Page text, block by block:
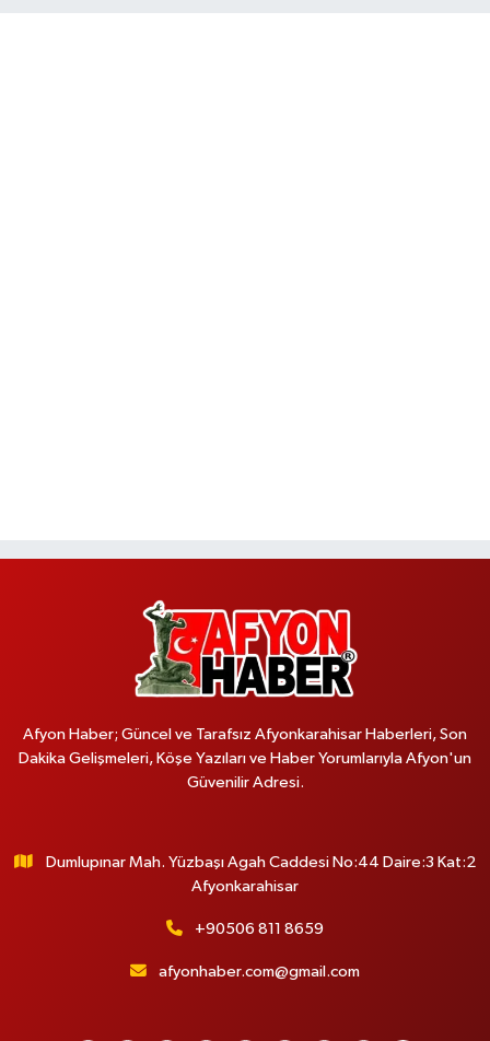
Afyon Haber; Güncel ve Tarafsız Afyonkarahisar Haberleri, Son
Dakika Gelişmeleri, Köşe Yazıları ve Haber Yorumlarıyla Afyon'un
Güvenilir Adresi.
Dumlupınar Mah. Yüzbaşı Agah Caddesi No:44 Daire:3 Kat:2
Afyonkarahisar
+90506 811 8659
afyonhaber.com@gmail.com